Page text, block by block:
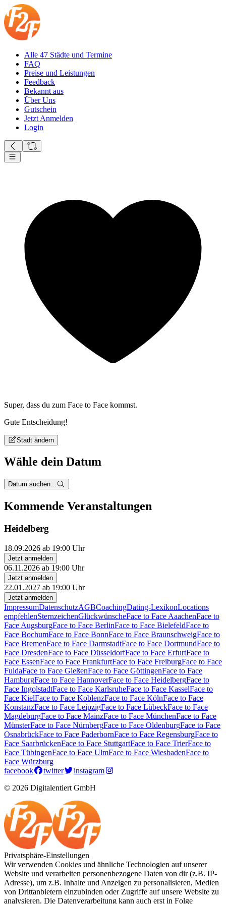
Alle 47 Städte und Termine
FAQ
Preise und Leistungen
Feedback
Bekannt aus
Über Uns
Gutschein
Jetzt Anmelden
Login
Super, dass du zum Face to Face kommst.
Gute Entscheidung!
Stadt ändern
Wähle dein Datum
Datum suchen...
Kommende Veranstaltungen
Heidelberg
18.09.2026 ab 19:00 Uhr
Jetzt anmelden
06.11.2026 ab 19:00 Uhr
Jetzt anmelden
22.01.2027 ab 19:00 Uhr
Jetzt anmelden
ImpressumDatenschutzAGBCoachingDating-LexikonLocations
empfehlenSternzeichenGlückwünscheFace to Face AaachenFace to
Face AugsburgFace to Face BerlinFace to Face BielefeldFace to
Face BochumFace to Face BonnFace to Face BraunschweigFace to
Face BremenFace to Face DarmstadtFace to Face DortmundFace to
Face DresdenFace to Face DüsseldorfFace to Face ErfurtFace to
Face EssenFace to Face FrankfurtFace to Face FreiburgFace to Face
FuldaFace to Face GießenFace to Face GöttingenFace to Face
HamburgFace to Face HannoverFace to Face HeidelbergFace to
Face IngolstadtFace to Face KarlsruheFace to Face KasselFace to
Face KielFace to Face KoblenzFace to Face KölnFace to Face
KonstanzFace to Face LeipzigFace to Face LübeckFace to Face
MagdeburgFace to Face MainzFace to Face MünchenFace to Face
MünsterFace to Face NürnbergFace to Face OldenburgFace to Face
OsnabrückFace to Face PaderbornFace to Face RegensburgFace to
Face SaarbrückenFace to Face StuttgartFace to Face TrierFace to
Face TübingenFace to Face UlmFace to Face WiesbadenFace to
Face Würzburg
facebook
twitter
instagram
© 2026 Digitalentiert GmbH
Privatsphäre-Einstellungen
Wir verwenden Cookies und ähnliche Technologien auf unserer
Website und verarbeiten personenbezogene Daten von dir (z.B. IP-
Adresse), um z.B. Inhalte und Anzeigen zu personalisieren, Medien
von Drittanbietern einzubinden oder Zugriffe auf unsere Website zu
analysieren. Die Datenverarbeitung kann auch erst in Folge